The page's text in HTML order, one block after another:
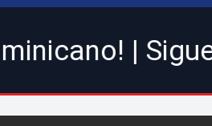
toda la